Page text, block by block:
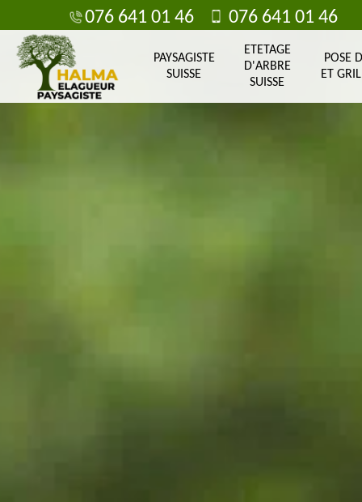
076 641 01 46 076 641 01 46
PAYSAGISTE
SUISSE
ETETAGE
D'ARBRE
SUISSE
POSE
ET